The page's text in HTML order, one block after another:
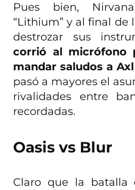
Pues bien,
“Lithium” y al final de
destrozar sus
corrió al micrófono
mandar saludos a
pasó a mayores el
rivalidades entre
recordadas.
Oasis vs Blur
Claro que la batalla